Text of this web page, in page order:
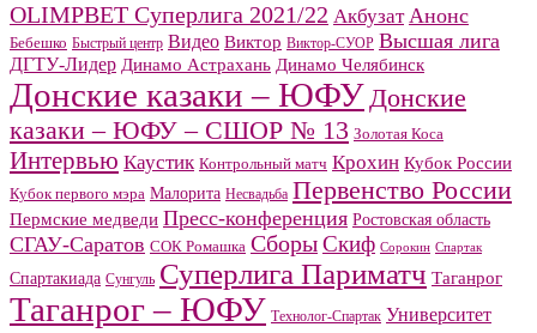
OLIMPBET Суперлига 2021/22 Акбузат Анонс
Бебешко Быстрый центр Видео Виктор Виктор-СУОР Высшая лига
ДГТУ-Лидер Динамо Астрахань Динамо Челябинск
Донские казаки – ЮФУДонские
казаки – ЮФУ – СШОР № 13 Золотая Коса
Интервью Каустик Контрольный матч Крохин Кубок России
Кубок первого мэра Малорита Несвадьба Первенство России
Пермские медведи Пресс-конференция Ростовская область
СГАУ-Саратов СОК Ромашка СборыСкиф Сорокин Спартак
Спартакиада Сунгуль Суперлига Париматч Таганрог
Таганрог – ЮФУ Технолог-Спартак Университет